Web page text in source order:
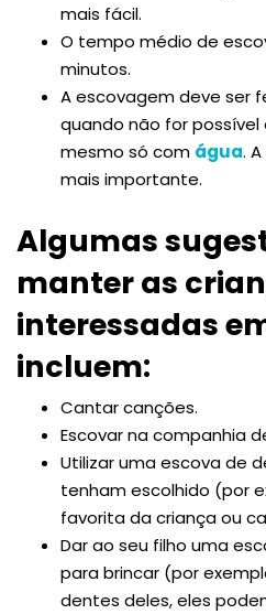
mais fácil.
O tempo médio de
minutos.
A escovagem deve ser
quando não for
mesmo só com água.
mais importante.
Algumas
manter as
interessadas
incluem:
Cantar canções.
Escovar na companhia
Utilizar uma escova de
tenham escolhido (por
favorita da criança ou
Dar ao seu filho uma
para brincar (por
dentes deles, eles